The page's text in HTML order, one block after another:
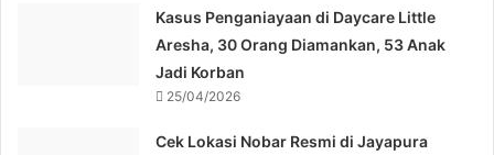
Kasus Penganiayaan di Daycare Little
Aresha, 30 Orang Diamankan, 53 Anak
Jadi Korban
25/04/2026
Cek Lokasi Nobar Resmi di Jayapura